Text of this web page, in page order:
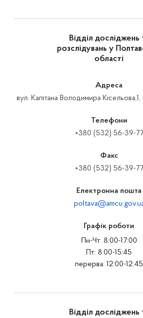
Відділ досліджень
розслідувань у
області
Адреса
вул. Капітана Володимира
Телефони
+380 (532) 56-39-77
Факс
+380 (532) 56-39-77
Електронна пошта
Графік роботи
Пн-Чт: 8:00-17:00
Пт: 8:00-15:45
перерва: 12:00-12:45
Відділ досліджень